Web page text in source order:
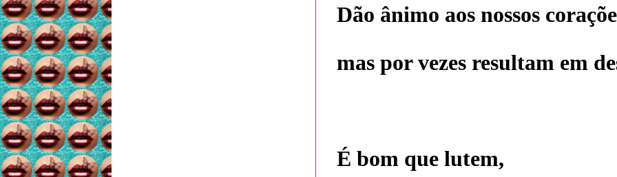
Dão ânimo aos nossos
mas por vezes resultam em
É bom que lutem,